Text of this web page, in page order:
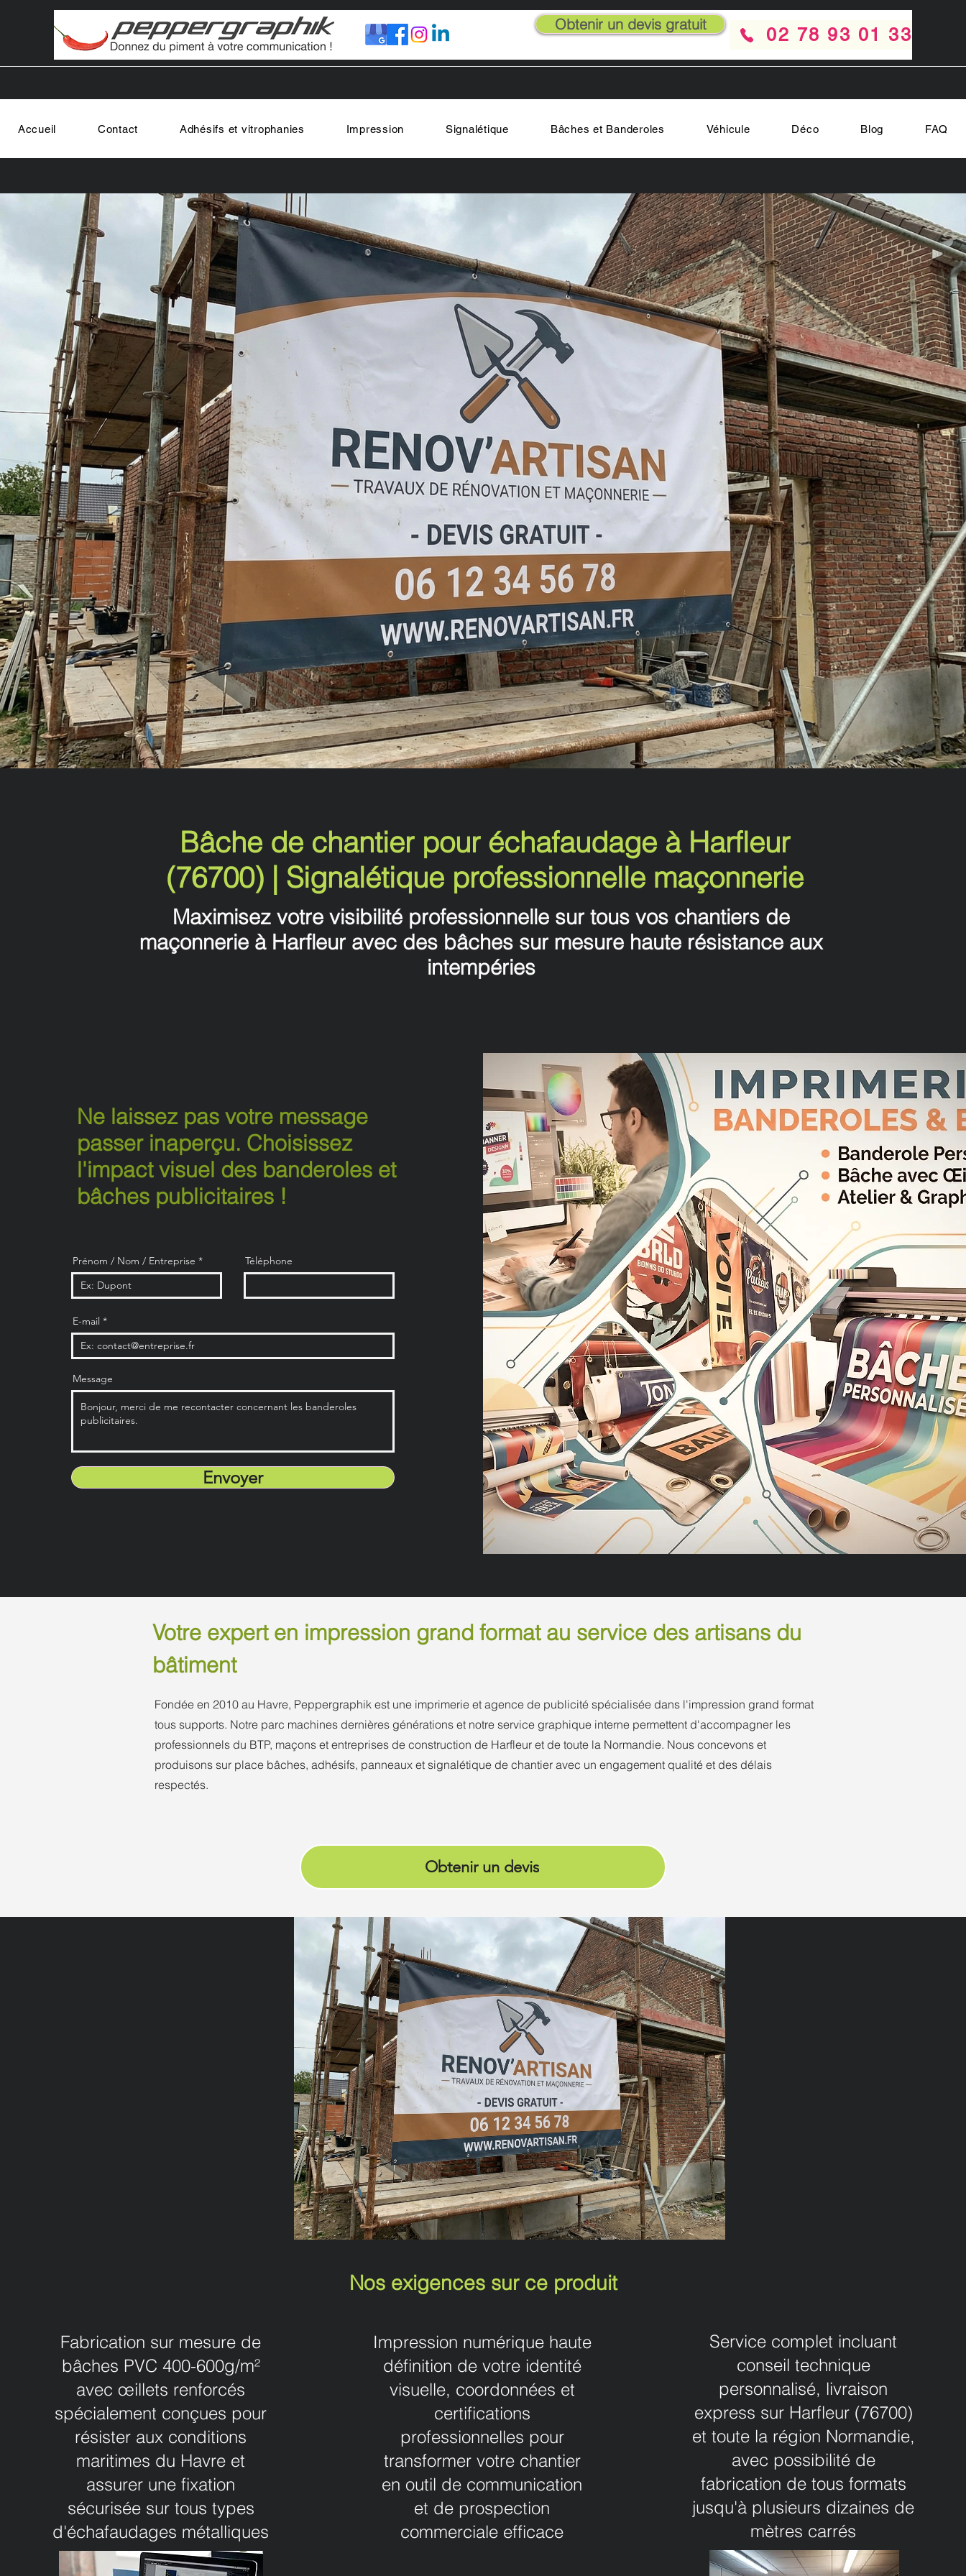
Obtenir un devis gratuit
02 78 93 01 33
Accueil Contact Adhésifs et vitrophanies Impression Signalétique Bâches et Banderoles Véhicule Déco Blog FAQ
Bâche de chantier pour échafaudage à Harfleur
(76700) | Signalétique professionnelle maçonnerie
Maximisez votre visibilité professionnelle sur tous vos chantiers de
maçonnerie à Harfleur avec des bâches sur mesure haute résistance aux
intempéries
Ne laissez pas votre message
passer inaperçu. Choisissez
l'impact visuel des banderoles et
bâches publicitaires !
Prénom / Nom / Entreprise Téléphone
E-mail
Message
Envoyer
Votre expert en impression grand format au service des artisans du
bâtiment
Fondée en 2010 au Havre, Peppergraphik est une imprimerie et agence de publicité spécialisée dans l'impression grand format
tous supports. Notre parc machines dernières générations et notre service graphique interne permettent d'accompagner les
professionnels du BTP, maçons et entreprises de construction de Harfleur et de toute la Normandie. Nous concevons et
produisons sur place bâches, adhésifs, panneaux et signalétique de chantier avec un engagement qualité et des délais
respectés.
Obtenir un devis
Nos exigences sur ce produit
Fabrication sur mesure de
bâches PVC 400-600g/m²
avec œillets renforcés
spécialement conçues pour
résister aux conditions
maritimes du Havre et
assurer une fixation
sécurisée sur tous types
d'échafaudages métalliques
Impression numérique haute
définition de votre identité
visuelle, coordonnées et
certifications
professionnelles pour
transformer votre chantier
en outil de communication
et de prospection
commerciale efficace
Service complet incluant
conseil technique
personnalisé, livraison
express sur Harfleur (76700)
et toute la région Normandie,
avec possibilité de
fabrication de tous formats
jusqu'à plusieurs dizaines de
mètres carrés